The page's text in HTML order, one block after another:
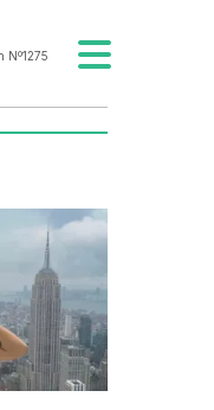
Nº1275